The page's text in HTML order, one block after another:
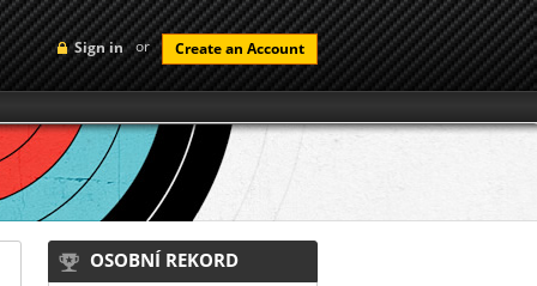
Sign in or Create an Account
OSOBNÍ REKORD